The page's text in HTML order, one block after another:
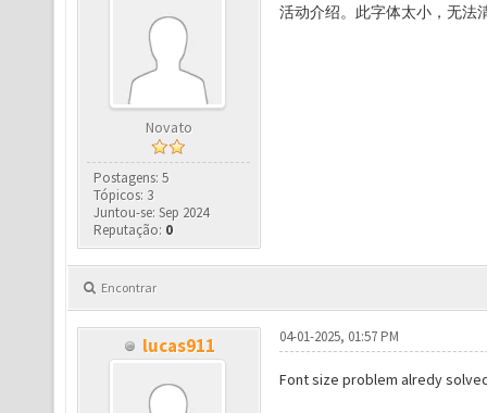
Novato
Postagens: 5
Tópicos: 3
Juntou-se: Sep 2024
Reputação: 0
活动介绍。此字体太小，无法
Encontrar
lucas911 04-01-2025, 01:57 PM
Font size problem alredy